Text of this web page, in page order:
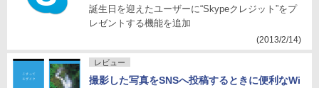
誕生日を迎えたユーザーに“Skypeクレジット”をプ
レゼントする機能を追加
(2013/2/14)
レビュー
撮影した写真をSNSへ投稿するときに便利なWi